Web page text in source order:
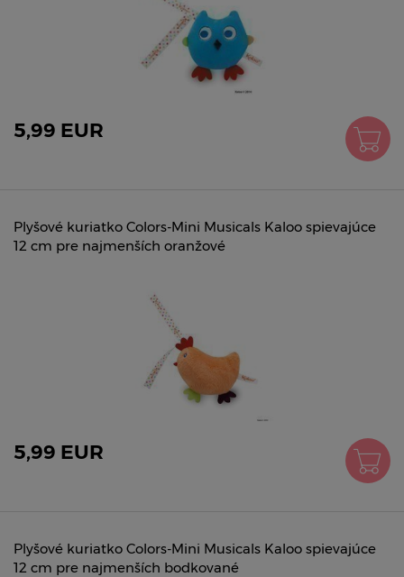
5,99 EUR
Plyšové kuriatko Colors-Mini Musicals Kaloo spievajúce
12 cm pre najmenších oranžové
5,99 EUR
Plyšové kuriatko Colors-Mini Musicals Kaloo spievajúce
12 cm pre najmenších bodkované